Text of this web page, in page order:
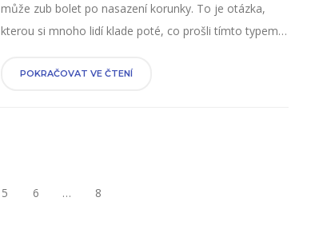
může zub bolet po nasazení korunky. To je otázka,
kterou si mnoho lidí klade poté, co prošli tímto typem
způsobem lze bolest řešit. Připojte se k nám a zjistěte
POKRAČOVAT VE ČTENÍ
5 6 … 8